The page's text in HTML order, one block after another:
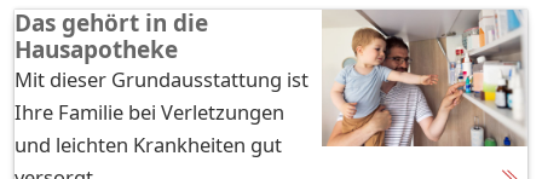
Das gehört in die
Hausapotheke
Mit dieser Grundausstattung ist
Ihre Familie bei Verletzungen
und leichten Krankheiten gut